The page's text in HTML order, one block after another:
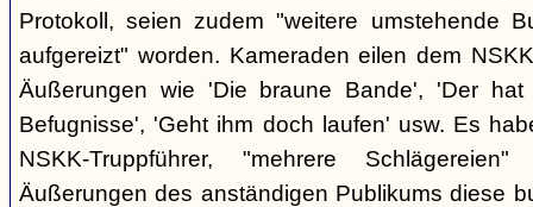
Protokoll, seien zudem "weitere umstehende
aufgereizt" worden. Kameraden eilen dem
Äußerungen wie 'Die braune Bande', 'Der hat
Befugnisse', 'Geht ihm doch laufen' usw. Es
NSKK-Truppführer, "mehrere
Äußerungen des anständigen Publikums diese